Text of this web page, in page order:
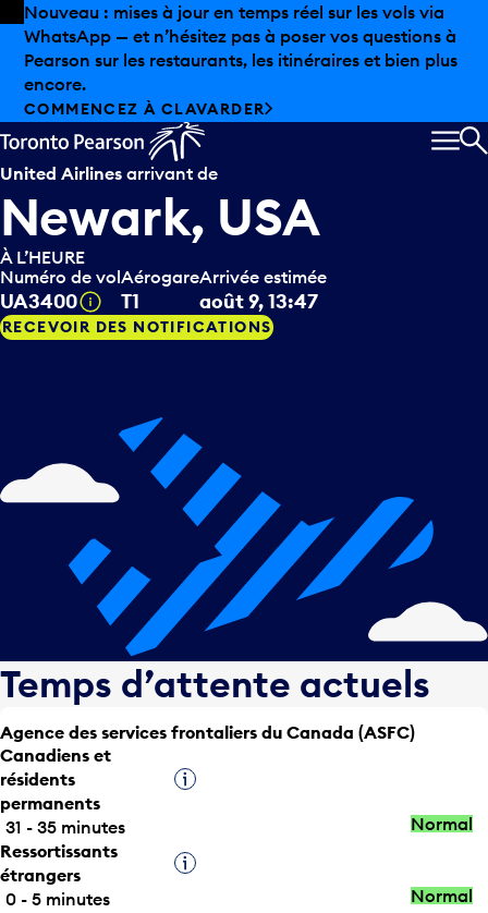
Skip to offers
Passer au contenu principal
Les aubaines estivales sont arrivées chez Pearson.
Magasinage hors taxes, offres gastronomiques et bien
plus encore.
DÉCOUVREZ L’ÉTÉ CHEZ PEARSON
United Airlinesarrivant de
Newark, USA
À L’HEURE
Numéro de vol
UA3400 Infobulle
T1 août 9, 13:47
RECEVOIR DES NOTIFICATIONS
Temps d’attente actuels
Agence des services frontaliers du Canada (ASFC)
Canadiens et
résidents
permanents
31 - 35 minutes
Ressortissants
étrangers
0 - 5 minutes
Express /